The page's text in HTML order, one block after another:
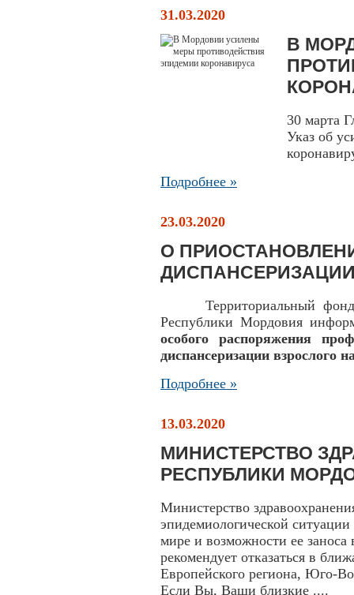
31.03.2020
В
30 марта
Указ об
Подробнее »
23.03.2020
О
Территориальный
Республики Мордовия
особого распоряжения
диспансеризации взрослого
Подробнее »
13.03.2020
МИНИСТЕРСТВО
РЕСПУБЛИКИ
Министерство
эпидемиологической
мире и возможности ее
рекомендует отказаться в
Европейского региона, Юго-
Если Вы, Ваши близкие ....